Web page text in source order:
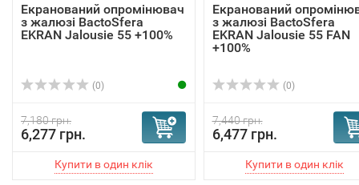
Екранований опромінювач
з жалюзі BactoSfera
EKRAN Jalousie 55 +100%
(0)
7,180 грн.
6,277 грн.
Екранований
з жалюзі BactoSfera
EKRAN Jalousie 55 FAN
+100%
(0)
7,440 грн.
6,477 грн.